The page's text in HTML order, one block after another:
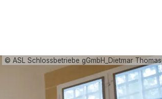
© ASL Schlossbetriebe gGmbH_Dietmar Thomas